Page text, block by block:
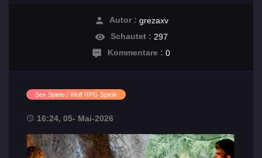
Autor : grezaxv
Schautet : 297
Kommentare : 0
Sex Spiele / Wolf RPG Spiele
16:24, 05- Mai-2026